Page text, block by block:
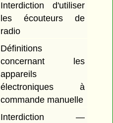
Interdiction d'utiliser
les écouteurs de
radio
Définitions
concernant les
appareils
électroniques à
commande manuelle
Interdiction —